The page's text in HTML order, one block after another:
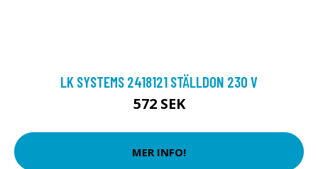
LK SYSTEMS 2418121 STÄLLDON 230 V
572 SEK
MER INFO!